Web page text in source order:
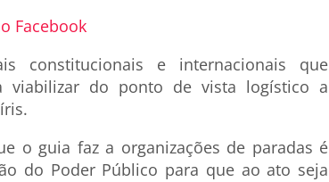
Facebook
constitucionais e internacionais que
viabilizar do ponto de vista logístico a
o guia faz a organizações de paradas é
do Poder Público para que ao ato seja